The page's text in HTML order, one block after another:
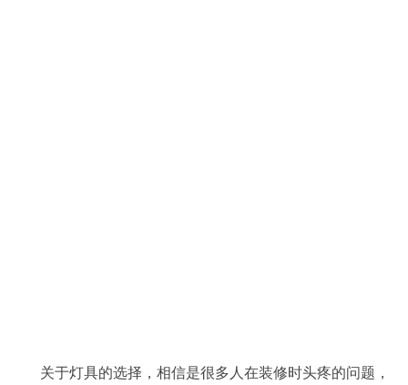
关于灯具的选择，相信是很多人在装修时头疼的问题，